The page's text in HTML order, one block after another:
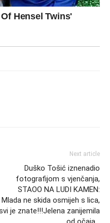
Next article
Duško Tošić iznenadio
fotografijom s vjenčanja,
STAOO NA LUDI KAMEN:
Mlada ne skida osmijeh s lica,
je znate!!!Jelena zanijemila